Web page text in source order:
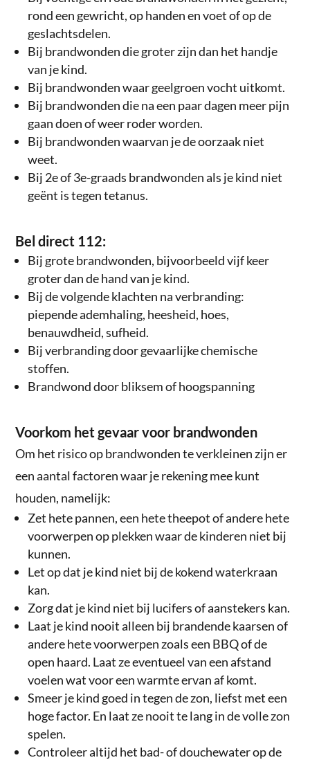
rond een gewricht, op handen en voet of op de
geslachtsdelen.
Bij brandwonden die groter zijn dan het handje
van je kind.
Bij brandwonden waar geelgroen vocht uitkomt.
Bij brandwonden die na een paar dagen meer pijn
gaan doen of weer roder worden.
Bij brandwonden waarvan je de oorzaak niet
weet.
Bij 2e of 3e-graads brandwonden als je kind niet
geënt is tegen tetanus.
Bel direct 112:
Bij grote brandwonden, bijvoorbeeld vijf keer
groter dan de hand van je kind.
Bij de volgende klachten na verbranding:
piepende ademhaling, heesheid, hoes,
benauwdheid, sufheid.
Bij verbranding door gevaarlijke chemische
stoffen.
Brandwond door bliksem of hoogspanning
Voorkom het gevaar voor brandwonden
Om het risico op brandwonden te verkleinen zijn er
een aantal factoren waar je rekening mee kunt
houden, namelijk:
Zet hete pannen, een hete theepot of andere hete
voorwerpen op plekken waar de kinderen niet bij
kunnen.
Let op dat je kind niet bij de kokend waterkraan
kan.
Zorg dat je kind niet bij lucifers of aanstekers kan.
Laat je kind nooit alleen bij brandende kaarsen of
andere hete voorwerpen zoals een BBQ of de
open haard. Laat ze eventueel van een afstand
voelen wat voor een warmte ervan af komt.
Smeer je kind goed in tegen de zon, liefst met een
hoge factor. En laat ze nooit te lang in de volle zon
spelen.
Controleer altijd het bad- of douchewater op de